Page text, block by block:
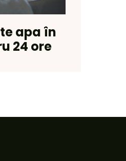
apa în
24 ore